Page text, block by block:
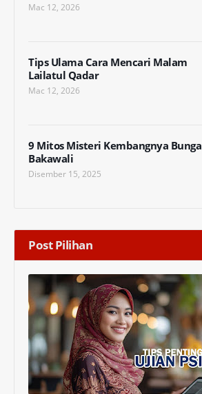
Mac 12, 2026
Tips Ulama Cara Mencari Malam
Lailatul Qadar
Mac 12, 2026
9 Mitos Misteri Kembangnya Bunga
Bakawali
Disember 15, 2025
Post Pilihan